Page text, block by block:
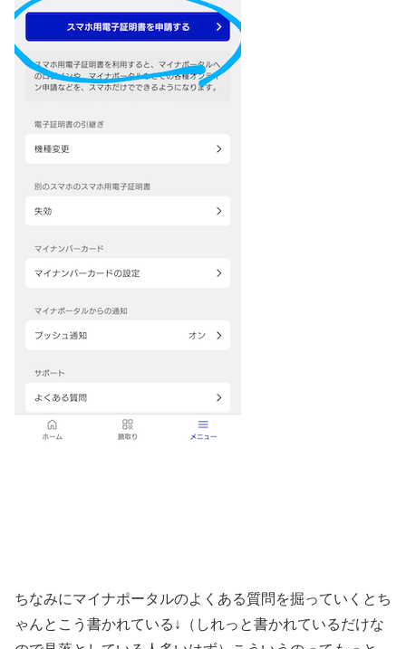
ちなみにマイナポータルのよくある質問を掘っていくとち
ゃんとこう書かれている↓（しれっと書かれているだけな